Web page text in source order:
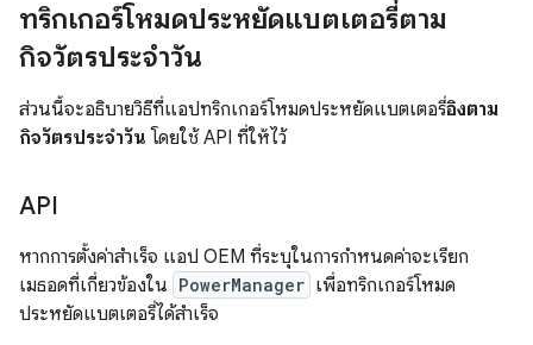
ทริกเกอร์โหมดประหยัดแบตเตอรี่ตาม
กิจวัตรประจำวัน
ส่วนนี้จะอธิบายวิธีที่แอปทริกเกอร์โหมดประหยัดแบตเตอรี่อิงตาม
กิจวัตรประจำวัน โดยใช้ API ที่ให้ไว้
API
หากการตั้งค่าสำเร็จ แอป OEM ที่ระบุในการกำหนดค่าจะเรียก
เมธอดที่เกี่ยวข้องใน PowerManager เพื่อทริกเกอร์โหมด
ประหยัดแบตเตอรี่ได้สำเร็จ